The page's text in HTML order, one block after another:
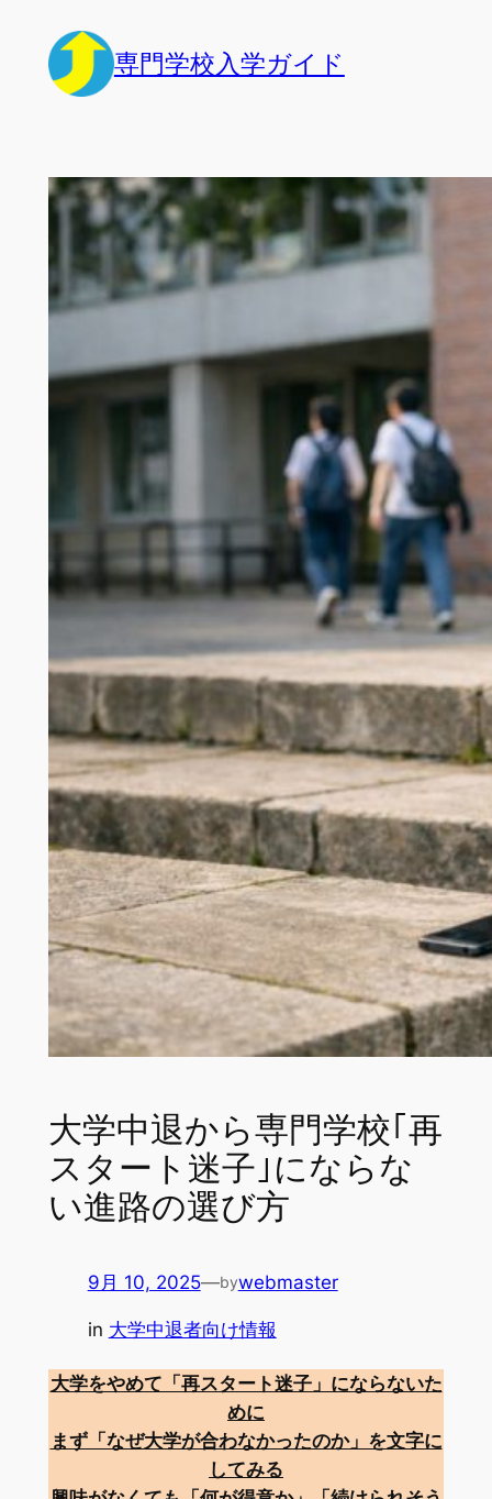
専門学校入学ガイド
大学中退から専門学校｢再
スタート迷子｣にならな
い進路の選び方
9月 10, 2025—bywebmaster
in 大学中退者向け情報
大学をやめて「再スタート迷子」にならないた
めに
まず「なぜ大学が合わなかったのか」を文字に
してみる